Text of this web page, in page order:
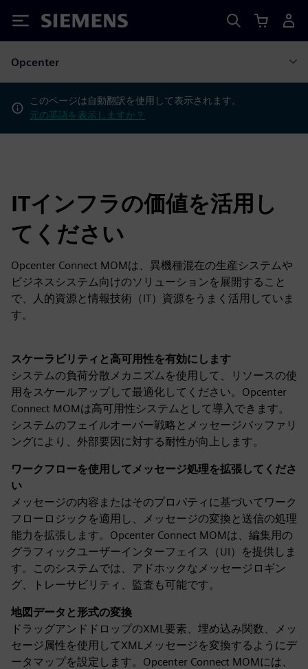
Siemens
Opcenter
このページは自動翻訳を使用して表示されます。
元の英語を表示しますか？
ITインフラの価値を活用し
てください
Opcenter Connect MOMは、異機種混在の生産システムや
ビジネスシステム向けのソリューションを展開すること
で、人的資源と情報技術（IT）資源をうまく活用していま
す。
スケーラビリティと高可用性を有効にします
システムの負荷分散メカニズムを使用して、リソースの使
用をスケールアップして最適化してください。Opcenter
Connect MOMは高可用性システムとして導入できます。
システムのフェイルオーバー戦略とメッセージバッファリ
ングにより、外部要因に対する耐性が向上します。
ワークフローを使用してメッセージ処理を拡張してくださ
い
メッセージの内容またはそのプロパティに基づいてワーク
フローロジックを適用し、メッセージの変換と送信の処理
能力を拡張します。Opcenter Connect MOMは、編集用の
グラフィックユーザーインターフェイス（UI）を提供しま
す。このシステムでは、アドホックなメッセージロギン
グ、トレーサビリティ、監査も可能です。
地図データと形式の変換
ドラッグアンドドロップのXML要素、埋め込み関数、メッ
セージ属性を使用してXMLメッセージを変換するようにデ
ータマップを設定します。Opcenter Connect MOMには、